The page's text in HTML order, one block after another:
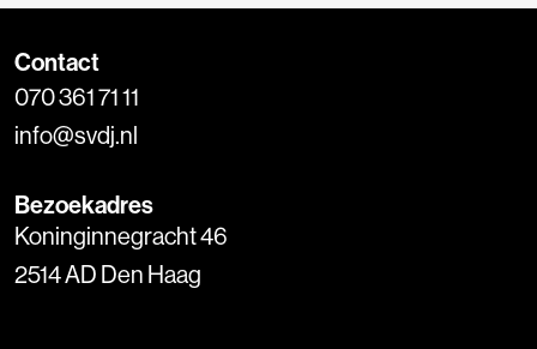
Contact
070 361 71 11
info@svdj.nl
Bezoekadres
Koninginnegracht 46
2514 AD Den Haag